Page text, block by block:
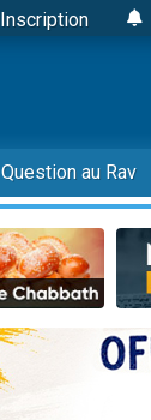
Inscription
Question au Rav